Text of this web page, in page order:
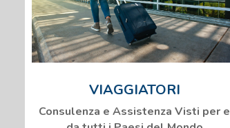
VIAGGIATORI
Consulenza e Assistenza Visti per e